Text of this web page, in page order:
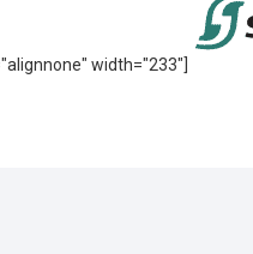
width="233"]